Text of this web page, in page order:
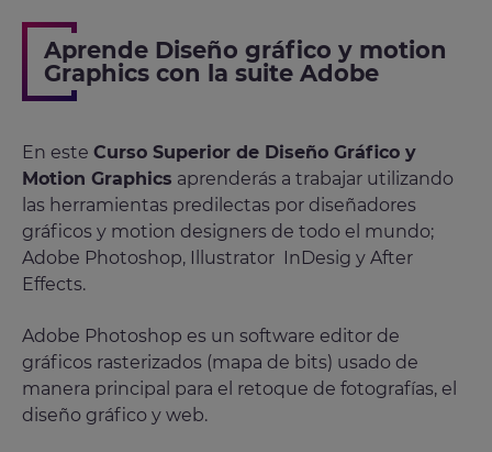
Aprende Diseño gráfico y motion
Graphics con la suite Adobe
En este Curso Superior de Diseño Gráfico y
Motion Graphics aprenderás a trabajar utilizando
las herramientas predilectas por diseñadores
gráficos y motion designers de todo el mundo;
Adobe Photoshop, Illustrator InDesig y After
Effects.
Adobe Photoshop es un software editor de
gráficos rasterizados (mapa de bits) usado de
manera principal para el retoque de fotografías, el
diseño gráfico y web.